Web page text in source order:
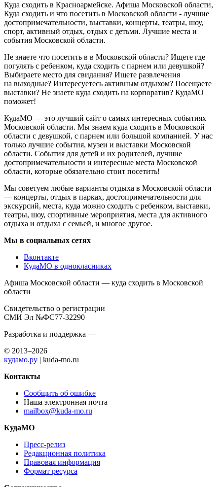
Куда сходить в Красноармейске. Афиша Московской области,
Куда сходить и что посетить в Московской области - лучшие
достопримечательности, выставки, концерты, театры, шоу,
спорт, активный отдых, отдых с детьми. Лучшие места и
события Московской области.
Не знаете что посетить в в Московской области? Ищете где
погулять с ребенком, куда сходить с парнем или девушкой?
Выбираете место для свидания? Ищете развлечения
на выходные? Интересуетесь активным отдыхом? Посещаете
выставки? Не знаете куда сходить на корпоратив? КудаМО
поможет!
КудаМО — это лучший сайт о самых интересных событиях
Московской области. Мы знаем куда сходить в Московской
области с девушкой, с парнем или большой компанией. У нас
только лучшие события, музеи и выставки Московской
области. События для детей и их родителей, лучшие
достопримечательности и интересные места Московской
области, которые обязательно стоит посетить!
Мы советуем любые варианты отдыха в Московской области
— концерты, отдых в парках, достопримечательности для
экскурсий, места, куда можно сходить с ребенком, выставки,
театры, шоу, спортивные мероприятия, места для активного
отдыха и отдыха с семьей, и многое другое.
Мы в социальных сетях
Вконтакте
КудаМО в однокласниках
Афиша Московской области — куда сходить в Московской
области
Свидетельство о регистрации
СМИ Эл №ФС77-32290
Разработка и поддержка —
© 2013–2026
кудамо.ру | kuda-mo.ru
Контакты
Сообщить об ошибке
Наша электронная почта
mailbox@kuda-mo.ru
КудаМО
Пресс-релиз
Редакционная политика
Правовая информация
Формат ресурса